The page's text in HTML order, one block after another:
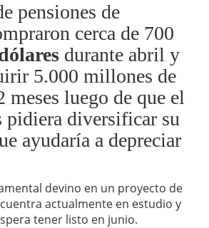
pensiones de
cerca de 700
durante abril y
5.000 millones de
meses luego de que el
pidiera diversificar su
ayudaría a depreciar
devino en un proyecto de
actualmente en estudio y
tener listo en junio.